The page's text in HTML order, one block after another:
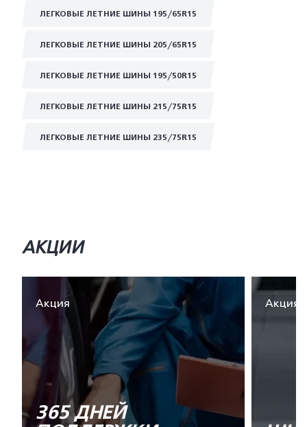
ЛЕГКОВЫЕ ЛЕТНИЕ ШИНЫ 195/65R15
ЛЕГКОВЫЕ ЛЕТНИЕ ШИНЫ 205/65R15
ЛЕГКОВЫЕ ЛЕТНИЕ ШИНЫ 195/50R15
ЛЕГКОВЫЕ ЛЕТНИЕ ШИНЫ 215/75R15
ЛЕГКОВЫЕ ЛЕТНИЕ ШИНЫ 235/75R15
АКЦИИ
Акция
365 ДНЕЙ
Акция